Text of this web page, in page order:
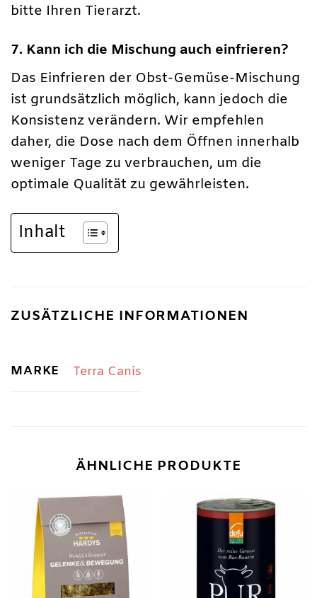
bitte Ihren Tierarzt.
7. Kann ich die Mischung auch einfrieren?
Das Einfrieren der Obst-Gemüse-Mischung
ist grundsätzlich möglich, kann jedoch die
Konsistenz verändern. Wir empfehlen
daher, die Dose nach dem Öffnen innerhalb
weniger Tage zu verbrauchen, um die
optimale Qualität zu gewährleisten.
Inhalt
ZUSÄTZLICHE INFORMATIONEN
MARKE Terra Canis
ÄHNLICHE PRODUKTE